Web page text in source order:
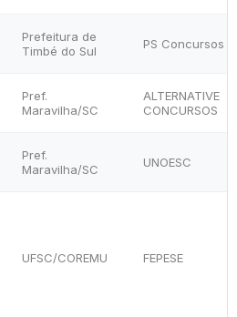
Prefeitura de
Timbé do Sul
PS Concursos
Pref.
Maravilha/SC
ALTERNATIVE
CONCURSOS
Pref.
Maravilha/SC
UNOESC
UFSC/COREMU FEPESE